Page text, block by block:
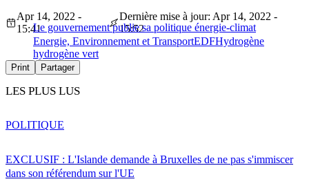
Le gouvernement publie sa politique énergie-climat
Apr 14, 2022 -
15:41
Dernière mise à jour: Apr 14, 2022 -
15:52
Energie, Environnement et TransportEDFHydrogène
hydrogène vert
Print Partager
LES PLUS LUS
EXCLUSIF : L'Islande demande à Bruxelles de ne pas s'immiscer
dans son référendum sur l'UE
POLITIQUE